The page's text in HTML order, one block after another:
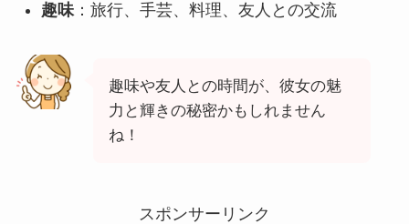
趣味：旅行、手芸、料理、友人との交流
趣味や友人との時間が、彼女の魅
力と輝きの秘密かもしれません
ね！
スポンサーリンク